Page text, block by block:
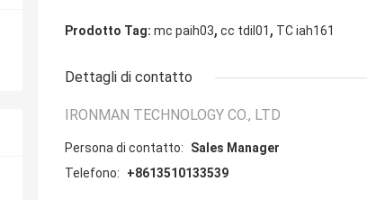
Prodotto Tag: mc paih03, cc tdil01 , TC iah161
Dettagli di contatto
IRONMAN TECHNOLOGY CO., LTD
Persona di contatto:
Sales Manager
Telefono:
+8613510133539